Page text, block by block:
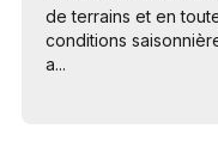
de terrains et en
conditions
a...